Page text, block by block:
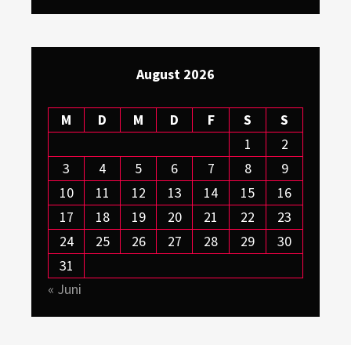
August 2026
M D M D F S
S
1
2
3
4 5 6 7 8
9
10
11 12 13 14 15
16
17
18 19 20 21 22
23
24
25 26 27 28 29
30
31
« Juni